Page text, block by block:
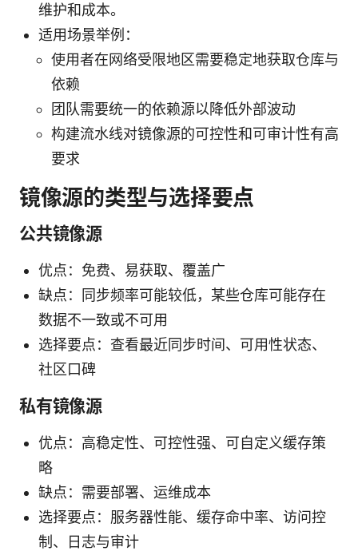
维护和成本。
适用场景举例：
使用者在网络受限地区需要稳定地获取仓库与
依赖
团队需要统一的依赖源以降低外部波动
构建流水线对镜像源的可控性和可审计性有高
要求
镜像源的类型与选择要点
公共镜像源
优点：免费、易获取、覆盖广
缺点：同步频率可能较低，某些仓库可能存在
数据不一致或不可用
选择要点：查看最近同步时间、可用性状态、
社区口碑
私有镜像源
优点：高稳定性、可控性强、可自定义缓存策
略
缺点：需要部署、运维成本
选择要点：服务器性能、缓存命中率、访问控
制、日志与审计